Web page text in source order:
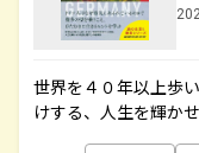
世界を４０年以上歩
けする、人生を輝か